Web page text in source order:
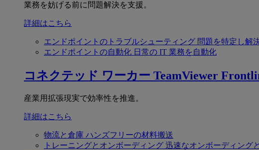
業務を妨げる前に問題解決を支援。
詳細はこちら
エンドポイントのトラブルシューティング 問題を特定し解
エンドポイントの自動化 日常の IT 業務を自動化
コネクテッド ワーカー TeamViewer
産業用拡張現実で効率性を推進。
詳細はこちら
物流と倉庫 ハンズフリーの材料搬送
トレーニングとオンボーディング 迅速なオンボーディング